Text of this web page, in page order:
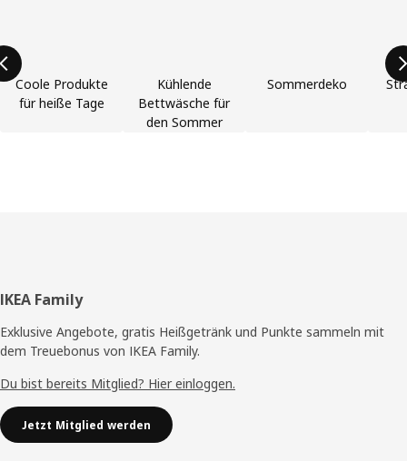
Coole Produkte
für heiße Tage
Kühlende
Bettwäsche für
den Sommer
Sommerdeko
Fußzeile
IKEA Family
Exklusive Angebote, gratis Heißgetränk und Punkte sammeln mit
dem Treuebonus von IKEA Family.
Du bist bereits Mitglied? Hier einloggen.
Jetzt Mitglied werden